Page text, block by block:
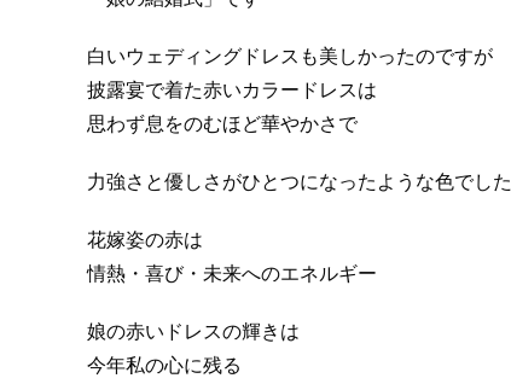
白いウェディングドレスも美しかったのですが
披露宴で着た赤いカラードレスは
思わず息をのむほど華やかさで
力強さと優しさがひとつになったような色でした
花嫁姿の赤は
情熱・喜び・未来へのエネルギー
娘の赤いドレスの輝きは
今年私の心に残る